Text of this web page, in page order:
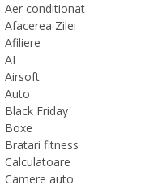
Aer conditionat
Afacerea Zilei
Afiliere
AI
Airsoft
Auto
Black Friday
Boxe
Bratari fitness
Calculatoare
Camere auto